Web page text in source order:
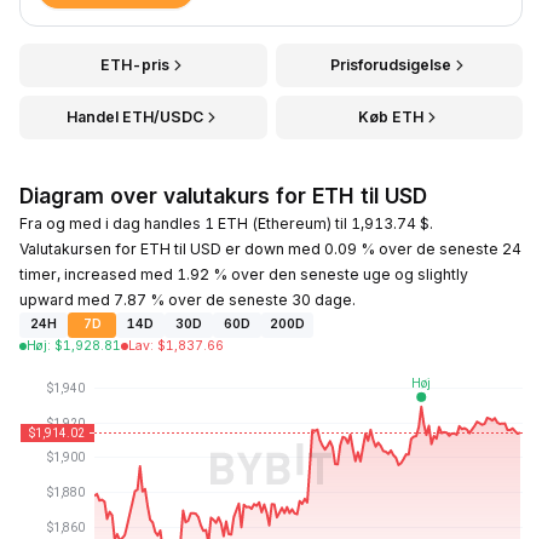
ETH-pris Prisforudsigelse
Handel ETH/USDC Køb ETH
Diagram over valutakurs for ETH til USD
Fra og med i dag handles 1 ETH (Ethereum) til 1,913.74 $.
Valutakursen for ETH til USD er down med 0.09 % over de seneste 24
timer, increased med 1.92 % over den seneste uge og slightly
upward med 7.87 % over de seneste 30 dage.
24H 7D 14D 30D 60D
200D
Høj: $1,928.81 Lav: $1,837.66